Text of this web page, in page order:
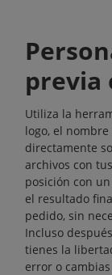
previa
Utiliza la
logo, el
directamente
archivos con
posición con
el resultado
pedido, sin
Incluso
tienes la
error o